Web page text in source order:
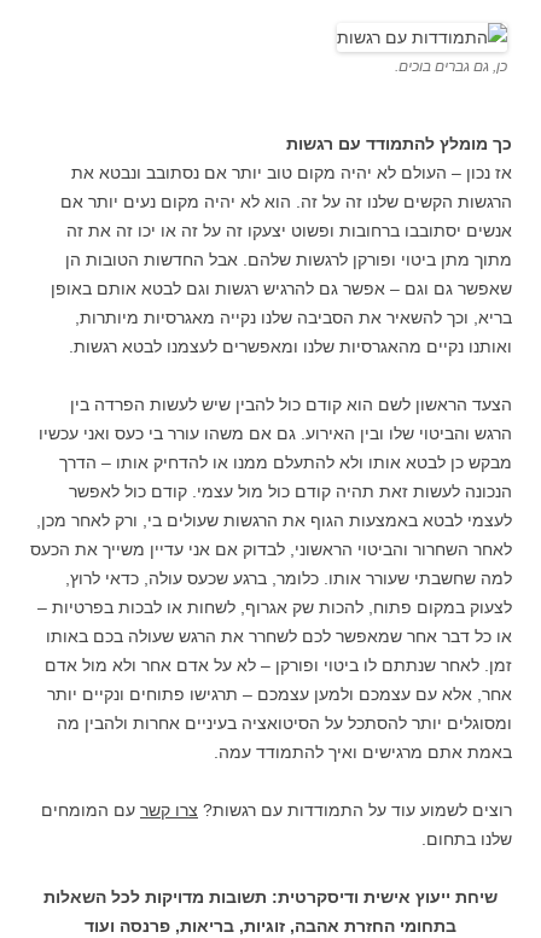
כן, גם גברים בוכים.
כך מומלץ להתמודד עם רגשות
אז נכון – העולם לא יהיה מקום טוב יותר אם נסתובב ונבטא את
הרגשות הקשים שלנו זה על זה. הוא לא יהיה מקום נעים יותר אם
אנשים יסתובבו ברחובות ופשוט יצעקו זה על זה או יכו זה את זה
מתוך מתן ביטוי ופורקן לרגשות שלהם. אבל החדשות הטובות הן
שאפשר גם וגם – אפשר גם להרגיש רגשות וגם לבטא אותם באופן
בריא, וכך להשאיר את הסביבה שלנו נקייה מאגרסיות מיותרות,
ואותנו נקיים מהאגרסיות שלנו ומאפשרים לעצמנו לבטא רגשות.
הצעד הראשון לשם הוא קודם כול להבין שיש לעשות הפרדה בין
הרגש והביטוי שלו ובין האירוע. גם אם משהו עורר בי כעס ואני עכשיו
מבקש כן לבטא אותו ולא להתעלם ממנו או להדחיק אותו – הדרך
הנכונה לעשות זאת תהיה קודם כול מול עצמי. קודם כול לאפשר
לעצמי לבטא באמצעות הגוף את הרגשות שעולים בי, ורק לאחר מכן,
לאחר השחרור והביטוי הראשוני, לבדוק אם אני עדיין משייך את הכעס
למה שחשבתי שעורר אותו. כלומר, ברגע שכעס עולה, כדאי לרוץ,
לצעוק במקום פתוח, להכות שק אגרוף, לשחות או לבכות בפרטיות –
או כל דבר אחר שמאפשר לכם לשחרר את הרגש שעולה בכם באותו
זמן. לאחר שנתתם לו ביטוי ופורקן – לא על אדם אחר ולא מול אדם
אחר, אלא עם עצמכם ולמען עצמכם – תרגישו פתוחים ונקיים יותר
ומסוגלים יותר להסתכל על הסיטואציה בעיניים אחרות ולהבין מה
באמת אתם מרגישים ואיך להתמודד עמה.
רוצים לשמוע עוד על התמודדות עם רגשות? צרו קשר עם המומחים
שלנו בתחום.
שיחת ייעוץ אישית ודיסקרטית: תשובות מדויקות לכל השאלות
בתחומי החזרת אהבה, זוגיות, בריאות, פרנסה ועוד